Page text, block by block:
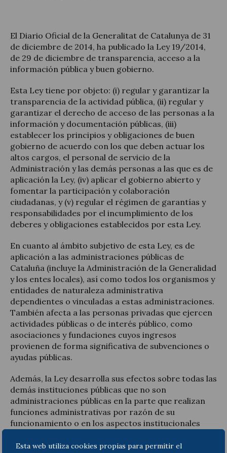
Esta web utiliza cookies propias para permitir el
Legal Update
News and Articles
El Diario Oficial de la Generalitat de Catalunya de 31
de diciembre de 2014, ha publicado la Ley 19/2014,
de 29 de diciembre de transparencia, acceso a la
información pública y buen gobierno.
Esta Ley tiene por objeto: (i) regular y garantizar la
transparencia de la actividad pública, (ii) regular y
garantizar el derecho de acceso de las personas a la
información y documentación públicas, (iii)
establecer los principios y obligaciones de buen
gobierno de acuerdo con los que deben actuar los
altos cargos, el personal de servicio de la
Administración y las demás personas a las que es de
aplicación la Ley, (iv) aplicar el gobierno abierto y
fomentar la participación y colaboración
ciudadanas, y (v) regular el régimen de garantías y
responsabilidades por el incumplimiento de los
deberes y obligaciones establecidos por esta Ley.
En cuanto al ámbito subjetivo de esta Ley, es de
aplicación a las administraciones públicas de
Cataluña (incluye la Administración de la Generalidad
y los entes locales), así como todos los organismos y
entidades de naturaleza administrativa
dependientes o vinculadas a estas administraciones.
También afecta a las personas privadas que ejercen
actividades públicas o de interés público, como
asociaciones y fundaciones cuyos ingresos
provienen de forma significativa de subvenciones o
ayudas públicas.
Además, la Ley desarrolla sus efectos sobre todas las
demás instituciones públicas que no son
administraciones públicas en la parte que realizan
funciones administrativas por razón de su
funcionamiento o en los aspectos institucionales
deber de transparencia e información.